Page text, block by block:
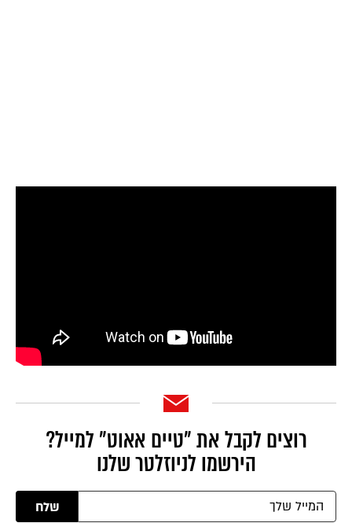
רוצים לקבל את ״טיים אאוט״ למייל?
הירשמו לניוזלטר שלנו
שלח